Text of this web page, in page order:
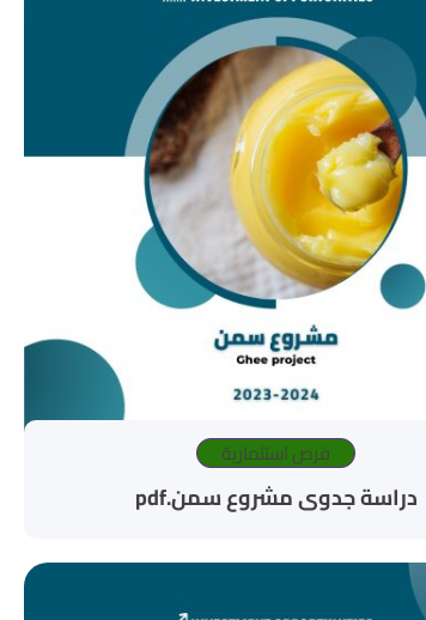
فرص استثمارية
دراسة جدوى مشروع سمن.pdf